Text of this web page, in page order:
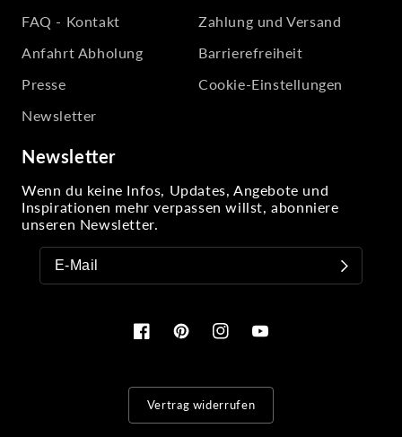
FAQ - Kontakt
Anfahrt Abholung
Presse
Newsletter
Zahlung und Versand
Barrierefreiheit
Cookie-Einstellungen
Newsletter
Wenn du keine Infos, Updates, Angebote und
Inspirationen mehr verpassen willst, abonniere
unseren Newsletter.
FacebookPinterestInstagramYouTube
Vertrag widerrufen